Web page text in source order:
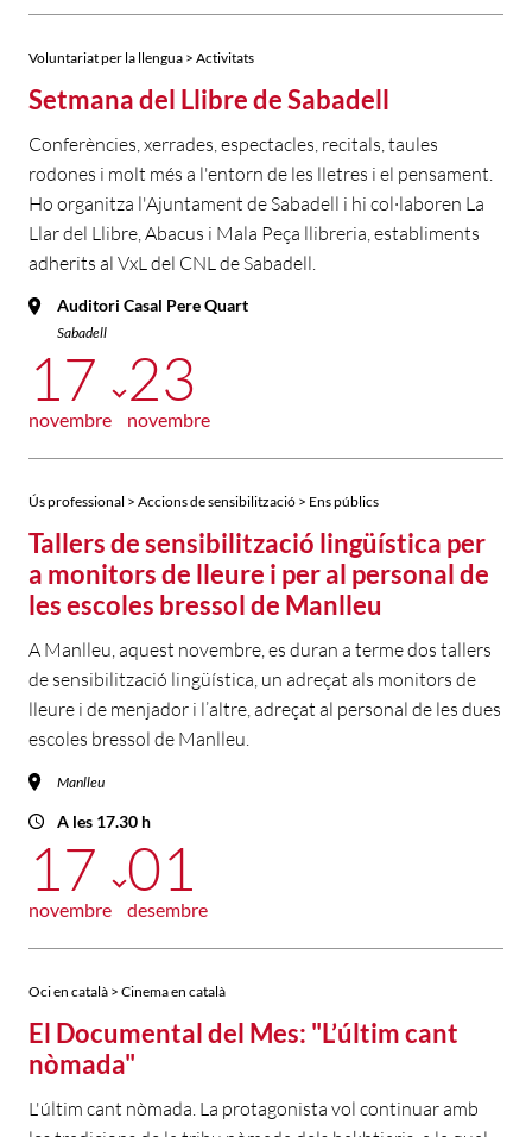
Voluntariat per la llengua > Activitats
Setmana del Llibre de Sabadell
Conferències, xerrades, espectacles, recitals, taules
rodones i molt més a l'entorn de les lletres i el pensament.
Ho organitza l'Ajuntament de Sabadell i hi col·laboren La
Llar del Llibre, Abacus i Mala Peça llibreria, establiments
adherits al VxL del CNL de Sabadell.
Auditori Casal Pere Quart
Sabadell
17
novembre
23
novembre
Ús professional > Accions de sensibilització > Ens públics
Tallers de sensibilització lingüística per
a monitors de lleure i per al personal de
les escoles bressol de Manlleu
A Manlleu, aquest novembre, es duran a terme dos tallers
de sensibilització lingüística, un adreçat als monitors de
lleure i de menjador i l’altre, adreçat al personal de les dues
escoles bressol de Manlleu.
Manlleu
A les 17.30 h
17
novembre
01
desembre
Oci en català > Cinema en català
El Documental del Mes: "L’últim cant
nòmada"
L'últim cant nòmada. La protagonista vol continuar amb